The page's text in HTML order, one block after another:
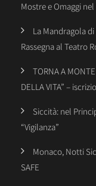
Mostre e Omaggi
La Mandragola
Rassegna al Teatro
TORNA A
DELLA VITA” –
Siccità: nel
“Vigilanza”
Monaco, Notti
SAFE